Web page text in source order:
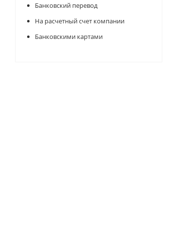
Банковский перевод
На расчетный счет компании
Банковскими картами